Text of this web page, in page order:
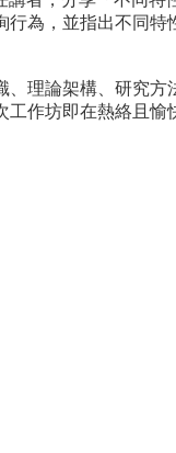
為，並指出不同
理論架構、研究
作坊即在熱絡且愉